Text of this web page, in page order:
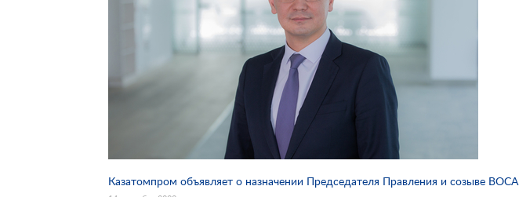
Казатомпром объявляет о назначении Председателя Правления и созыве ВОСА